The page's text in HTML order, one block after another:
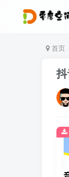
首页